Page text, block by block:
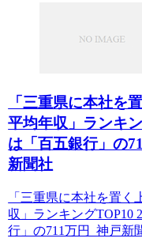
「三重県に本社を
平均年収」ランキ
は「百五銀行」の
新聞社
「三重県に本社を置く
収」ランキングTOP10
行」の711万円 神戸新